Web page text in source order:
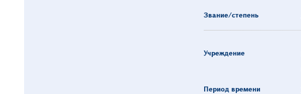
Звание/степень
Учреждение
Период времени